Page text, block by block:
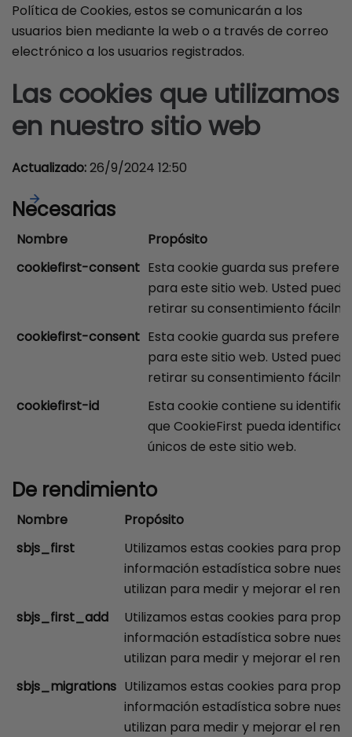
Política de Cookies, estos se comunicarán a los
usuarios bien mediante la web o a través de correo
electrónico a los usuarios registrados.
Las cookies que utilizamos
en nuestro sitio web
Actualizado:26/9/2024 12:50
Necesarias
Nombre
Propósito
cookiefirst-consent Esta cookie guarda sus
para este sitio web. Usted
retirar su consentimiento
cookiefirst-consent Esta cookie guarda sus
para este sitio web. Usted
retirar su consentimiento
cookiefirst-id
Esta cookie contiene su
que CookieFirst pueda
únicos de este sitio web.
De rendimiento
Nombre
Propósito
sbjs_first
Utilizamos estas cookies para
información estadística sobre
utilizan para medir y mejorar el
sbjs_first_add
Utilizamos estas cookies para
información estadística sobre
utilizan para medir y mejorar el
sbjs_migrations Utilizamos estas cookies para
información estadística sobre
utilizan para medir y mejorar el